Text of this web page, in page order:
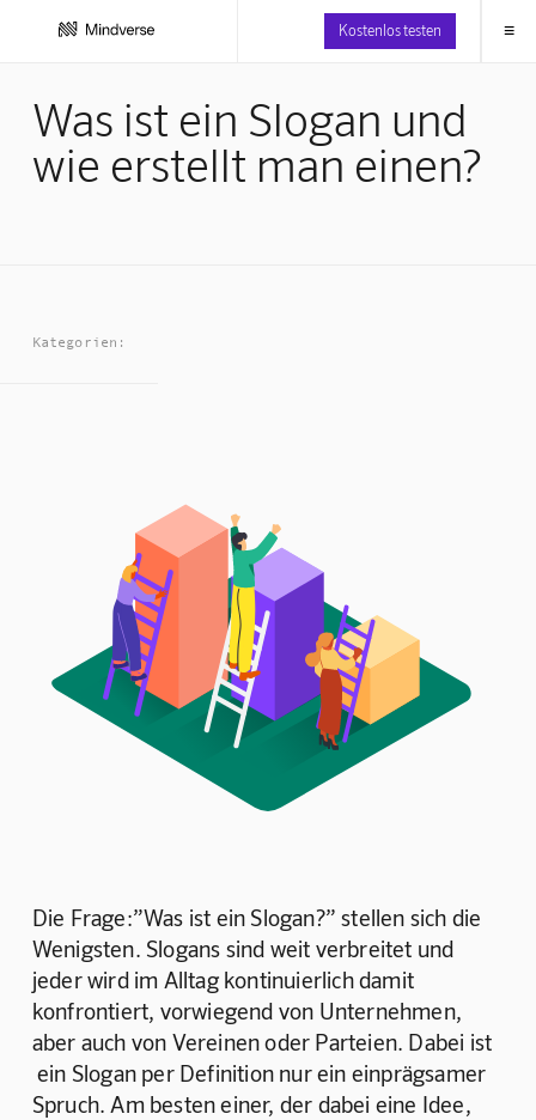
Kostenlos testen ≡
Was ist ein Slogan und
wie erstellt man einen?
Kategorien:
Die Frage:”Was ist ein Slogan?” stellen sich die
Wenigsten. Slogans sind weit verbreitet und
jeder wird im Alltag kontinuierlich damit
konfrontiert, vorwiegend von Unternehmen,
aber auch von Vereinen oder Parteien. Dabei ist
ein Slogan per Definition nur ein einprägsamer
Spruch. Am besten einer, der dabei eine Idee,